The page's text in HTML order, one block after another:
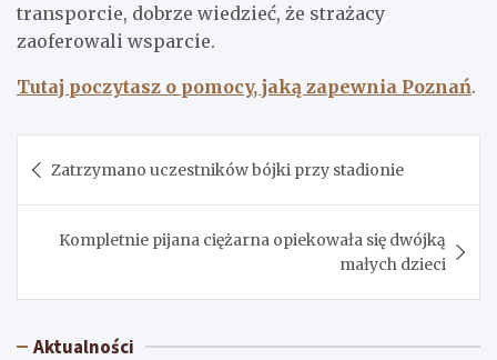
transporcie, dobrze wiedzieć, że strażacy
zaoferowali wsparcie.
Tutaj poczytasz o pomocy, jaką zapewnia Poznań.
wpisu
Zatrzymano uczestników bójki przy stadionie
Kompletnie pijana ciężarna opiekowała się dwójką
małych dzieci
Aktualności